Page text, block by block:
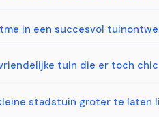
in een succesvol
tuin die er toch
stadstuin groter te laten